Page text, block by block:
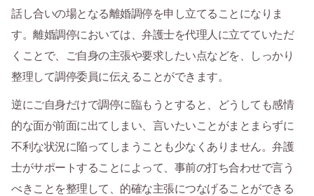
話し合いの場となる離婚調停を申し立てることになりま
す。離婚調停においては、弁護士を代理人に立てていただ
くことで、ご自身の主張や要求したい点などを、しっかり
整理して調停委員に伝えることができます。
逆にご自身だけで調停に臨もうとすると、どうしても感情
的な面が前面に出てしまい、言いたいことがまとまらずに
不利な状況に陥ってしまうことも少なくありません。弁護
士がサポートすることによって、事前の打ち合わせで言う
べきことを整理して、的確な主張につなげることができる